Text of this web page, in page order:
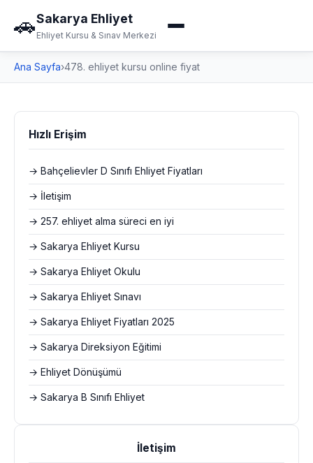
🚗Sakarya Ehliyet
Ehliyet Kursu & Sınav Merkezi
Ana Sayfa›478. ehliyet kursu online fiyat
Hızlı Erişim
→ Bahçelievler D Sınıfı Ehliyet Fiyatları
→ İletişim
→ 257. ehliyet alma süreci en iyi
→ Sakarya Ehliyet Kursu
→ Sakarya Ehliyet Okulu
→ Sakarya Ehliyet Sınavı
→ Sakarya Ehliyet Fiyatları 2025
→ Sakarya Direksiyon Eğitimi
→ Ehliyet Dönüşümü
→ Sakarya B Sınıfı Ehliyet
İletişim